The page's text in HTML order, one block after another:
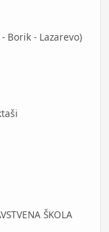
Borik - Lazarevo)
ŠKOLA